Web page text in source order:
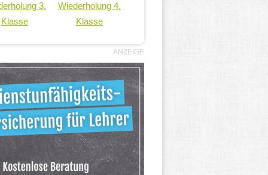
3.
Klasse
Wiederholung 4.
Klasse
ANZEIGE